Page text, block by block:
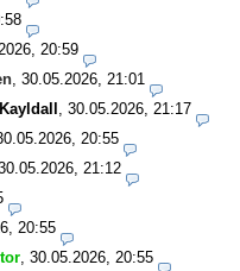
20:59
30.05.2026, 21:01
Kayldall 30.05.2026, 21:17
20:55
21:12
20:55
30.05.2026, 20:55